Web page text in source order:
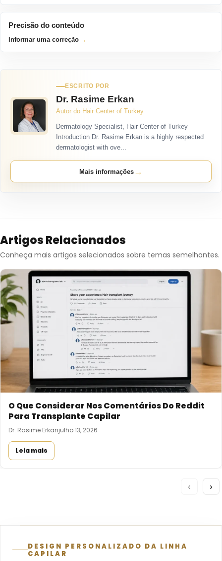
Precisão do conteúdo
Informar uma correção →
ESCRITO POR
Dr. Rasime Erkan
Autor do Hair Center of Turkey
Dermatology Specialist, Hair Center of Turkey
Introduction Dr. Rasime Erkan is a highly respected
dermatologist with ove...
Mais informações →
Artigos Relacionados
Conheça mais artigos selecionados sobre temas semelhantes.
O Que Considerar Nos Comentários Do Reddit
Para Transplante Capilar
Dr. Rasime Erkanjulho 13, 2026
Leia mais
‹ ›
DESIGN PERSONALIZADO DA LINHA
CAPILAR